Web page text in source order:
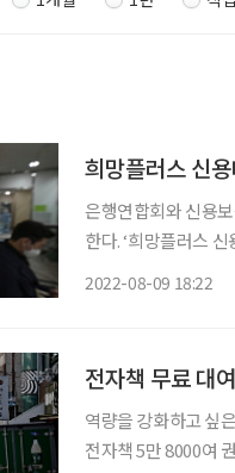
희망플러스 신
은행연합회와 신용
한다. ‘희망플러스 신용대출’은 총 4조 8000억 원 규모의 금융지원 프로그램이다. 신용보증기
2022-08-09 18:22
전자책 무료 대
역량을 강화하고 싶
전자책 5만 8000여